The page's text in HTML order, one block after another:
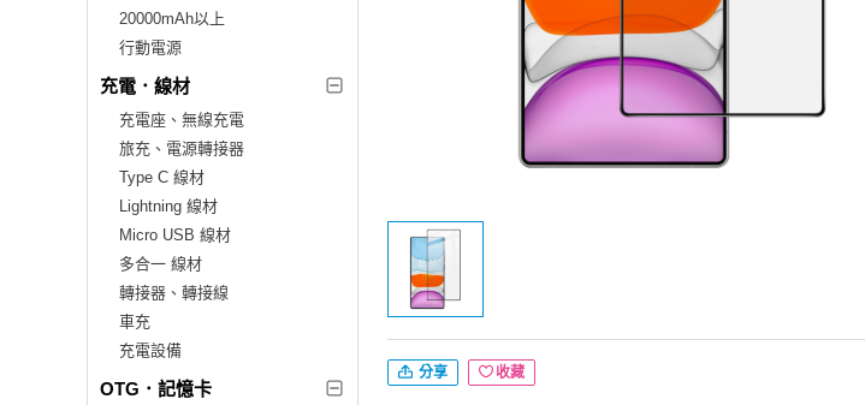
20000mAh以上
行動電源
充電．線材
充電座、無線充電
旅充、電源轉接器
Type C 線材
Lightning 線材
Micro USB 線材
多合一 線材
轉接器、轉接線
車充
充電設備
OTG．記憶卡
分享 收藏